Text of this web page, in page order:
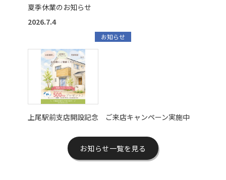
夏季休業のお知らせ
2026.7.4
お知らせ
上尾駅前支店開設記念 ご来店キャンペーン実施中
お知らせ一覧を見る